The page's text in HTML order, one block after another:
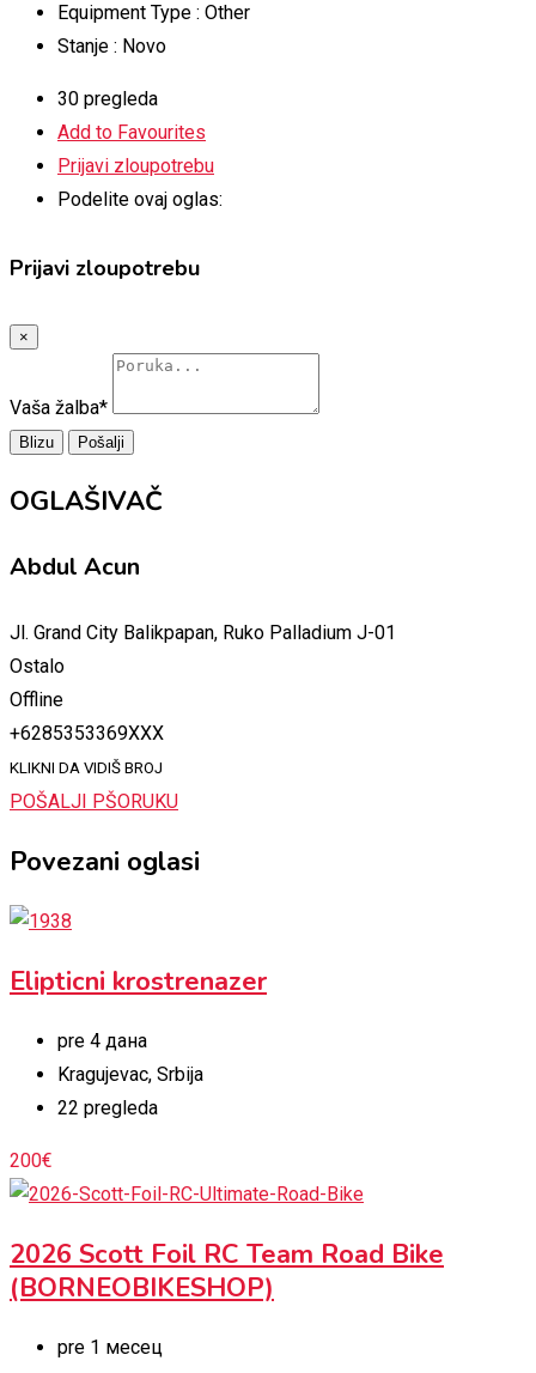
Equipment Type : Other
Stanje : Novo
30 pregleda
Add to Favourites
Prijavi zloupotrebu
Podelite ovaj oglas:
Prijavi zloupotrebu
×
Vaša žalba*
Blizu Pošalji
OGLAŠIVAČ
Abdul Acun
Jl. Grand City Balikpapan, Ruko Palladium J-01
Ostalo
Offline
+6285353369XXX
KLIKNI DA VIDIŠ BROJ
POŠALJI PŠORUKU
Povezani oglasi
Elipticni krostrenazer
pre 4 дана
Kragujevac, Srbija
22 pregleda
200€
2026 Scott Foil RC Team Road Bike
(BORNEOBIKESHOP)
pre 1 месец